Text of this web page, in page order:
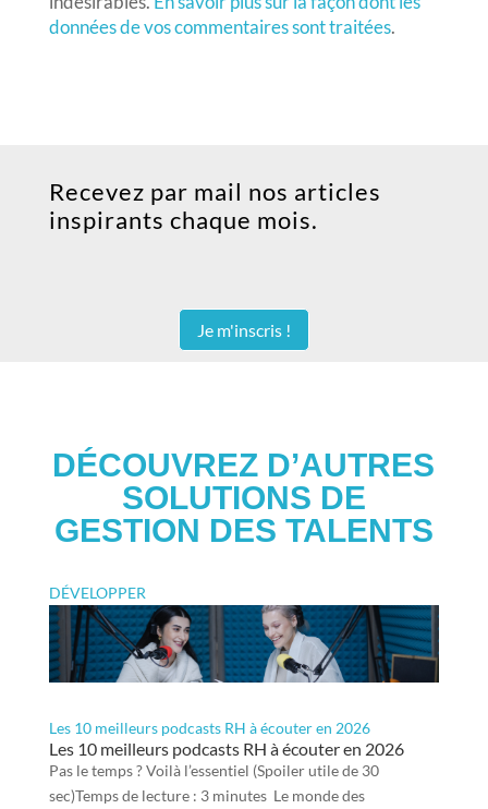
données de vos commentaires sont traitées.
Recevez par mail nos articles
inspirants chaque mois.
Je m'inscris !
DÉCOUVREZ D’AUTRES
SOLUTIONS DE
GESTION DES TALENTS
DÉVELOPPER
Les 10 meilleurs podcasts RH à écouter en 2026
Les 10 meilleurs podcasts RH à écouter en 2026
Pas le temps ? Voilà l’essentiel (Spoiler utile de 30
sec)Temps de lecture : 3 minutes Le monde des